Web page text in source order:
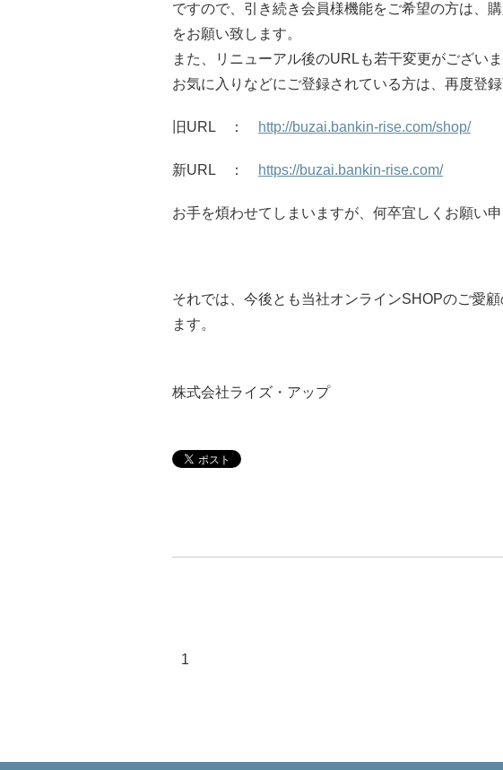
ですので、引き続き会員様機能をご希望の方は、
をお願い致します。
また、リニューアル後のURLも若干変更がござい
お気に入りなどにご登録されている方は、再度登
旧URL ： http://buzai.bankin-rise.com/shop/
新URL ： https://buzai.bankin-rise.com/
お手を煩わせてしまいますが、何卒宜しくお願い申
それでは、今後とも当社オンラインSHOPのご愛
ます。
株式会社ライズ・アップ
1